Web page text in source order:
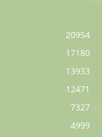
20954
17180
13933
12471
7327
4999